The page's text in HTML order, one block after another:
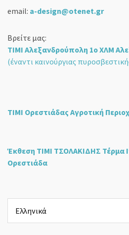
email: a-design@otenet.gr
Βρείτε μας:
ΤΙΜΙ Αλεξανδρούπολη 1ο ΧΛΜ
(έναντι καινούργιας
ΤΙΜΙ Ορεστιάδας Αγροτική
Έκθεση ΤΙΜΙ ΤΣΟΛΑΚΙΔΗΣ Τέρμα
Ορεστιάδα
μια
γλώσσα